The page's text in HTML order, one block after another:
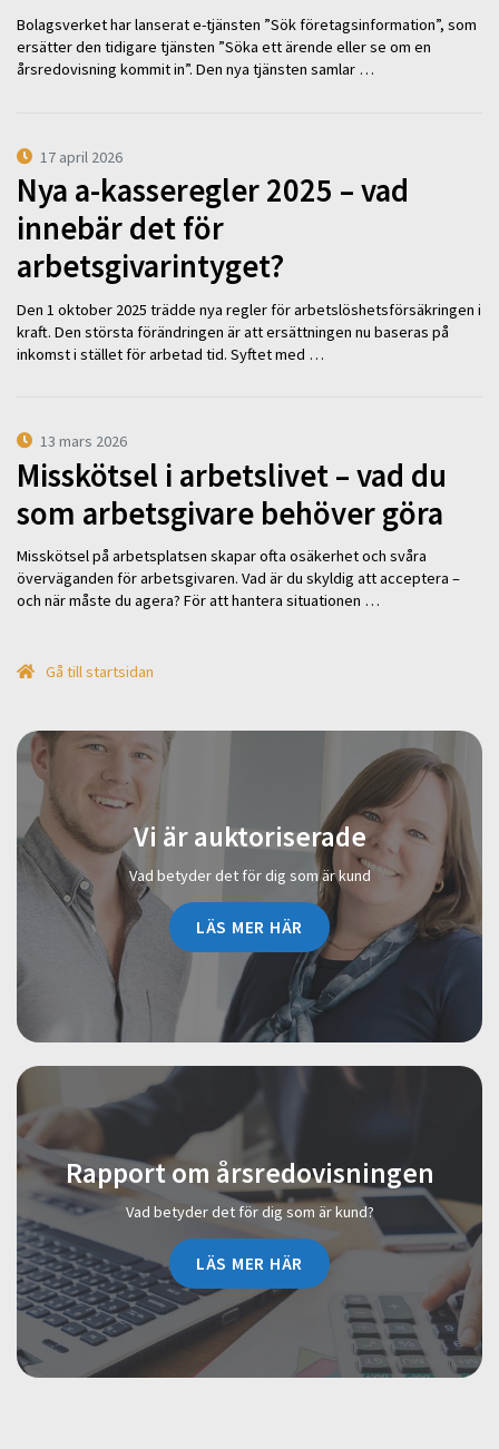
Bolagsverket har lanserat e-tjänsten ”Sök företagsinformation”, som
ersätter den tidigare tjänsten ”Söka ett ärende eller se om en
årsredovisning kommit in”. Den nya tjänsten samlar …
17 april 2026
Nya a-kasseregler 2025 – vad
innebär det för
arbetsgivarintyget?
Den 1 oktober 2025 trädde nya regler för arbetslöshetsförsäkringen i
kraft. Den största förändringen är att ersättningen nu baseras på
inkomst i stället för arbetad tid. Syftet med …
13 mars 2026
Misskötsel i arbetslivet – vad du
som arbetsgivare behöver göra
Misskötsel på arbetsplatsen skapar ofta osäkerhet och svåra
överväganden för arbetsgivaren. Vad är du skyldig att acceptera –
och när måste du agera? För att hantera situationen …
Gå till startsidan
Vi är auktoriserade
Vad betyder det för dig som är kund
LÄS MER HÄR
Rapport om årsredovisningen
Vad betyder det för dig som är kund?
LÄS MER HÄR